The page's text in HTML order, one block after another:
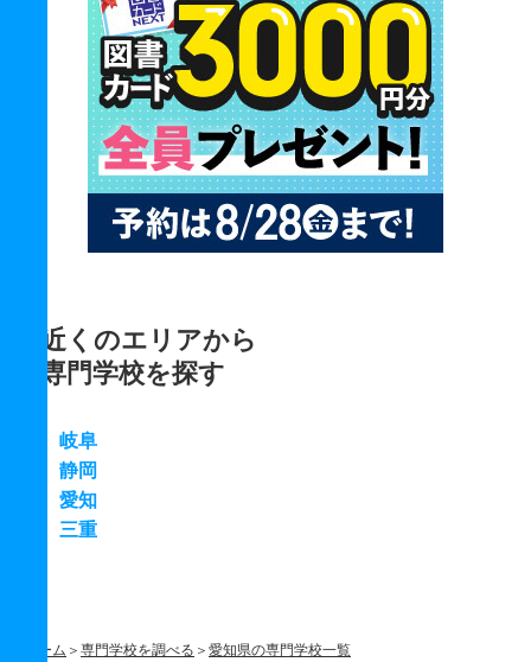
近くのエリアから
専門学校を探す
岐阜
静岡
愛知
三重
ホーム 専門学校を調べる
愛知県の専門学校一覧